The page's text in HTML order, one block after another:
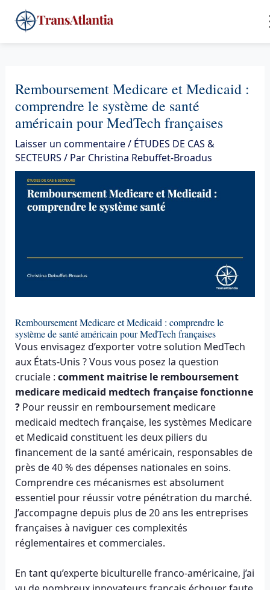
au
contenu
Remboursement Medicare et Medicaid :
comprendre le système de santé
américain pour MedTech françaises
Laisser un commentaire/ ÉTUDES DE CAS &
SECTEURS / Par Christina Rebuffet-Broadus
Remboursement Medicare et Medicaid : comprendre le
système de santé américain pour MedTech françaises
Vous envisagez d’exporter votre solution MedTech
aux États-Unis ? Vous vous posez la question
cruciale : comment maitrise le remboursement
medicare medicaid medtech française fonctionne
?Pour reussir en remboursement medicare
medicaid medtech française, les systèmes Medicare
et Medicaid constituent les deux piliers du
financement de la santé américain, responsables de
près de 40 % des dépenses nationales en soins.
Comprendre ces mécanismes est absolument
essentiel pour réussir votre pénétration du marché.
J’accompagne depuis plus de 20 ans les entreprises
françaises à naviguer ces complexités
réglementaires et commerciales.
En tant qu’experte biculturelle franco-américaine, j’ai